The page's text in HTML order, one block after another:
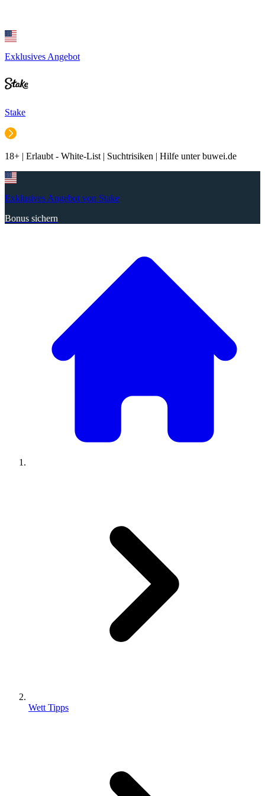
Exklusives Angebot
Stake
18+ | Erlaubt - White-List | Suchtrisiken | Hilfe unter buwei.de
Exklusives Angebot von Stake
Bonus sichern
Wett Tipps